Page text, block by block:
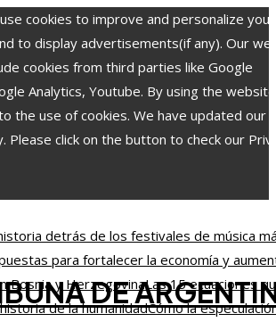
cookies to improve and personalize your
to display advertisements(if any). Our
cookies from third parties like Google
Analytics, Youtube. By using the
the use of cookies. We have updated our
Please click on the button to check our
detrás de los festivales de música
para fortalecer la economía y
Bosnia y HerzegovinaLas 15 ecuaciones
de la humanidadCómo la
DE